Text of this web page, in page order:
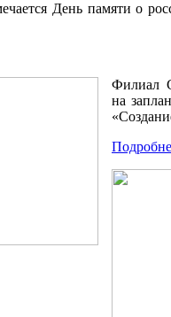
День памяти о
Филиал
на